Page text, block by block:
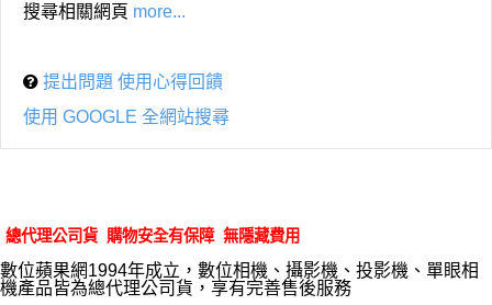
搜尋相關網頁 more...
提出問題 使用心得回饋
使用 GOOGLE 全網站搜尋
總代理公司貨 購物安全有保障 無隱藏費用
數位蘋果網1994年成立，數位相機、攝影機、投影機、單眼相
機產品皆為總代理公司貨，享有完善售後服務